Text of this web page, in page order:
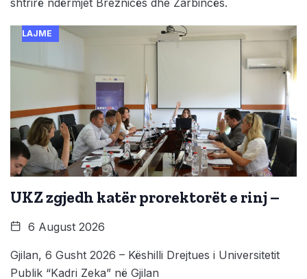
shtrirë ndërmjet Breznicës dhe Zarbincës.
LAJME
UKZ zgjedh katër prorektorët e rinj –
6 August 2026
Gjilan, 6 Gusht 2026 – Këshilli Drejtues i Universitetit
Publik “Kadri Zeka” në Gjilan